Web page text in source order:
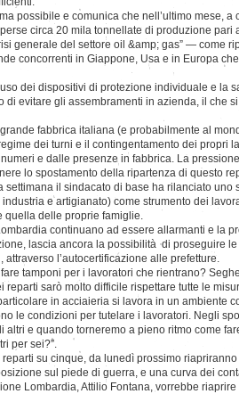
possibile e comunica che nell’ultimo mese, a
circa 20 mila tonnellate di produzione pari
generale del settore oil &amp; gas” — come
concorrenti in Giappone, Usa e in Europa
dei dispositivi di protezione individuale e la
di evitare gli assembramenti in azienda, il che
fabbrica italiana (e probabilmente al
dei turni e il contingentamento dei propri
e dalle presenze in fabbrica. La
lo spostamento della ripartenza di questo
il sindacato di base ha rilanciato uno
e artigianato) come strumento dei
delle proprie famiglie.
continuano ad essere allarmanti e la
lascia ancora la possibilità di proseguire
l’autocertificazione alle prefetture.
tamponi per i lavoratori che rientrano?
reparti sarò molto difficile rispettare tutte le
in acciaieria si lavora in un ambiente
le condizioni per tutelare i lavoratori. Negli
altri e quando torneremo a pieno ritmo come
per sei?”.
su cinque, da lunedì prossimo riapriranno
sul piede di guerra, e una curva dei
Lombardia, Attilio Fontana, vorrebbe riaprire